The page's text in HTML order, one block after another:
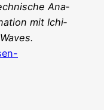
Ana­
mit Ichi­